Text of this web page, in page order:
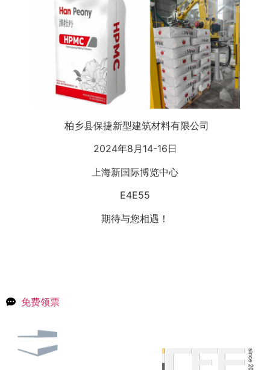
柏乡县保捷新型建筑材料有限公司
2024年8月14-16日
上海新国际博览中心
E4E55
期待与您相遇！
免费领票